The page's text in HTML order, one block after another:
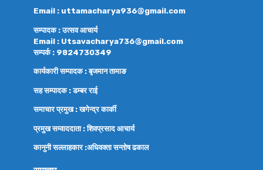
Email : uttamacharya936@gmail.com
सम्पादक : उत्सव आचार्य
Email : Utsavacharya736@gmail.com
सम्पर्क : 9824730349
कार्यकारी सम्पादक : बृजमान तामाङ
सह सम्पादक : डम्बर राई
समाचार प्रमुख : खगेन्द्र कार्की
प्रमुख सम्वाददाता : शिवप्रसाद आचार्य
कानुनी सल्लाहकार :अधिवक्तासन्तोष ढकाल